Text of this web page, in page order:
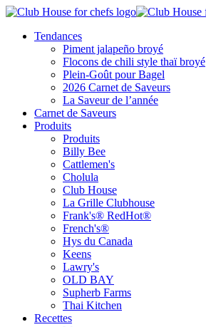
Tendances
Piment jalapeño broyé
Flocons de chili style thaï broyé
Plein-Goût pour Bagel
2026 Carnet de Saveurs
La Saveur de l’année
Carnet de Saveurs
Produits
Produits
Billy Bee
Cattlemen's
Cholula
Club House
La Grille Clubhouse
Frank's® RedHot®
French's®
Hys du Canada
Keens
Lawry's
OLD BAY
Supherb Farms
Thai Kitchen
Recettes